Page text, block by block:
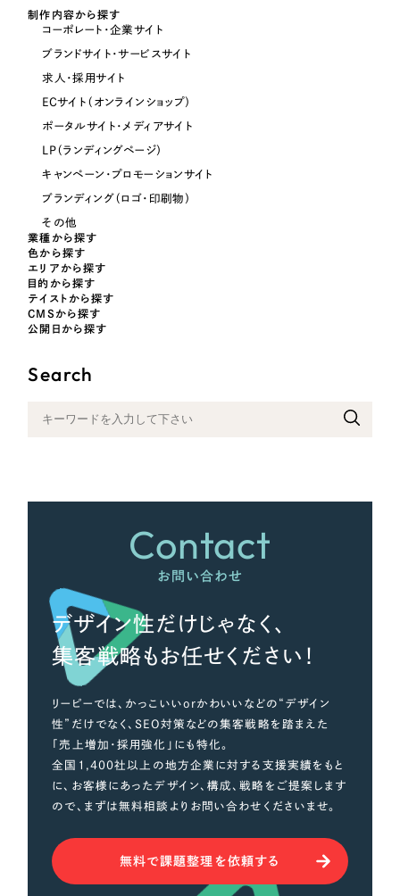
イエロー・黄色
グリーン・緑色
ブルー・青色
パープル・紫色
ピンク・桃色
制作内容から探す
コーポレート・企業サイト
ブランドサイト・サービスサイト
求人・採用サイト
ECサイト（オンラインショップ）
ポータルサイト・メディアサイト
LP（ランディングページ）
キャンペーン・プロモーションサイト
ブランディング（ロゴ・印刷物）
その他
業種から探す
色から探す
エリアから探す
目的から探す
テイストから探す
CMSから探す
公開日から探す
Search
Contact
お問い合わせ
デザイン性だけじゃなく、
集客戦略もお任せください！
リーピーでは、かっこいいorかわいいなどの“デザイン
性”だけでなく、SEO対策などの集客戦略を踏まえた
「売上増加・採用強化」にも特化。
全国1,400社以上の地方企業に対する支援実績をもと
に、お客様にあったデザイン、構成、戦略をご提案します
ので、まずは無料相談よりお問い合わせくださいませ。
無料で課題整理を依頼する